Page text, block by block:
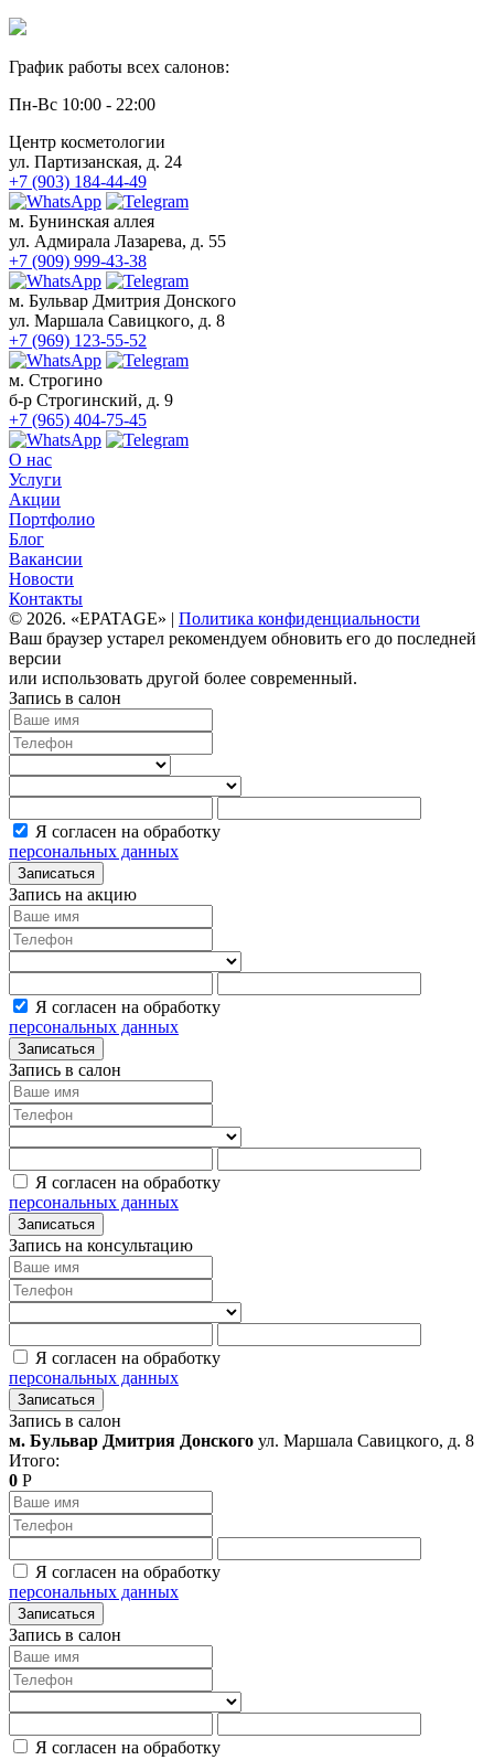
График работы всех салонов:
Пн-Вс 10:00 - 22:00
Центр косметологии
ул. Партизанская, д. 24
+7 (903) 184-44-49
м. Бунинская аллея
ул. Адмирала Лазарева, д. 55
+7 (909) 999-43-38
м. Бульвар Дмитрия Донского
ул. Маршала Савицкого, д. 8
+7 (969) 123-55-52
м. Строгино
б-р Строгинский, д. 9
+7 (965) 404-75-45
О нас
Услуги
Акции
Портфолио
Блог
Вакансии
Новости
Контакты
© 2026. «EPATAGE» | Политика конфиденциальности
Ваш браузер устарел рекомендуем обновить его до последней
версии
или использовать другой более современный.
Запись в салон
Я согласен на обработку
персональных данных
Записаться
Запись на акцию
Я согласен на обработку
персональных данных
Записаться
Запись в салон
Я согласен на обработку
персональных данных
Записаться
Запись на консультацию
Я согласен на обработку
персональных данных
Записаться
Запись в салон
м. Бульвар Дмитрия Донского ул. Маршала Савицкого, д. 8
Итого:
0 Р
Я согласен на обработку
персональных данных
Записаться
Запись в салон
Я согласен на обработку